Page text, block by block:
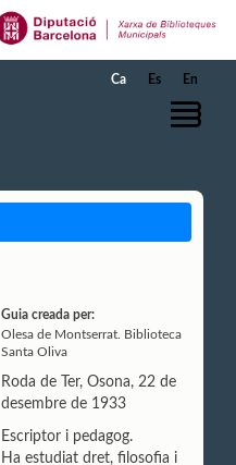
Ca Es En
Guia creada per:
Olesa de Montserrat. Biblioteca
Santa Oliva
Roda de Ter, Osona, 22 de
desembre de 1933
Escriptor i pedagog.
Ha estudiat dret, filosofia i